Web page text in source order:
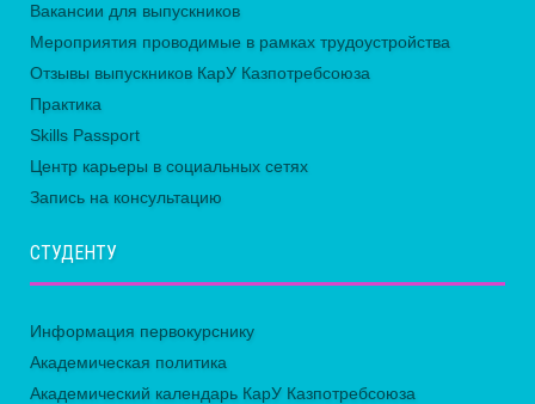
Вакансии для выпускников
Мероприятия проводимые в рамках трудоустройства
Отзывы выпускников КарУ Казпотребсоюза
Практика
Skills Passport
Центр карьеры в социальных сетях
Запись на консультацию
СТУДЕНТУ
Информация первокурснику
Академическая политика
Академический календарь КарУ Казпотребсоюза